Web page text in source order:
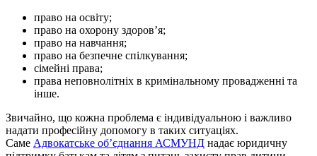
право на освіту;
право на охорону здоров’я;
право на навчання;
право на безпечне спілкування;
сімейні права;
права неповнолітніх в кримінальному провадженні та
інше.
Звичайно, що кожна проблема є індивідуальною і важливо
надати професійну допомогу в таких ситуаціях.
Саме Адвокатське об’єднання АСМУНД надає юридичну